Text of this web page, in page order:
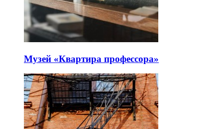
Музей «Квартира профессора»